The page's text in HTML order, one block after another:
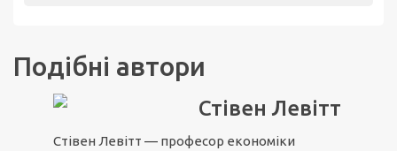
Подібні автори
Стівен Левітт
Стівен Левітт — професор економіки